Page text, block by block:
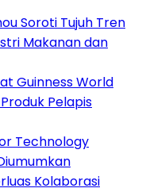
Soroti Tujuh Tren
Makanan dan
Guinness World
Pelapis
Technology
Kolaborasi